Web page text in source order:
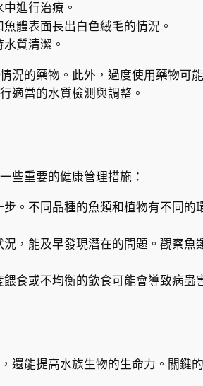
進行治療。
體表面長出白色絨毛的情況。
質清潔。
的藥物。此外，過度使用藥物可
適當的水質檢測與調整。
些重要的健康管理措施：
。不同品種的魚類和植物有不同
，能及早發現潛在的問題。觀察
食或不均衡的飲食可能會導致病蟲
還能提高水族生物的生命力。關鍵